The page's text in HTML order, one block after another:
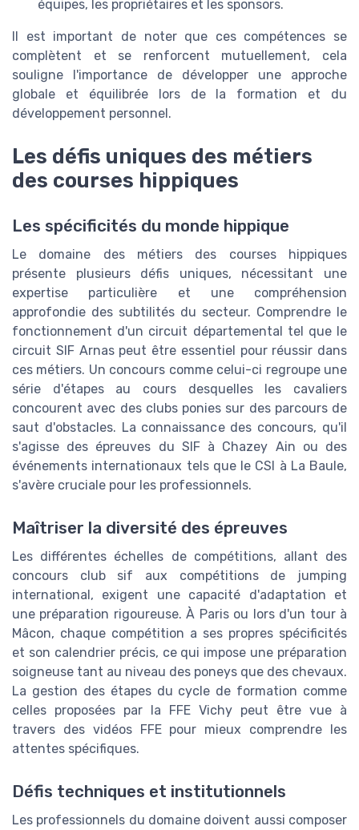
équipes, les propriétaires et les sponsors.
Il est important de noter que ces compétences se
complètent et se renforcent mutuellement, cela
souligne l'importance de développer une approche
globale et équilibrée lors de la formation et du
développement personnel.
Les défis uniques des métiers
des courses hippiques
Les spécificités du monde hippique
Le domaine des métiers des courses hippiques
présente plusieurs défis uniques, nécessitant une
expertise particulière et une compréhension
approfondie des subtilités du secteur. Comprendre le
fonctionnement d'un circuit départemental tel que le
circuit SIF Arnas peut être essentiel pour réussir dans
ces métiers. Un concours comme celui-ci regroupe une
série d'étapes au cours desquelles les cavaliers
concourent avec des clubs ponies sur des parcours de
saut d'obstacles. La connaissance des concours, qu'il
s'agisse des épreuves du SIF à Chazey Ain ou des
événements internationaux tels que le CSI à La Baule,
s'avère cruciale pour les professionnels.
Maîtriser la diversité des épreuves
Les différentes échelles de compétitions, allant des
concours club sif aux compétitions de jumping
international, exigent une capacité d'adaptation et
une préparation rigoureuse. À Paris ou lors d'un tour à
Mâcon, chaque compétition a ses propres spécificités
et son calendrier précis, ce qui impose une préparation
soigneuse tant au niveau des poneys que des chevaux.
La gestion des étapes du cycle de formation comme
celles proposées par la FFE Vichy peut être vue à
travers des vidéos FFE pour mieux comprendre les
attentes spécifiques.
Défis techniques et institutionnels
Les professionnels du domaine doivent aussi composer